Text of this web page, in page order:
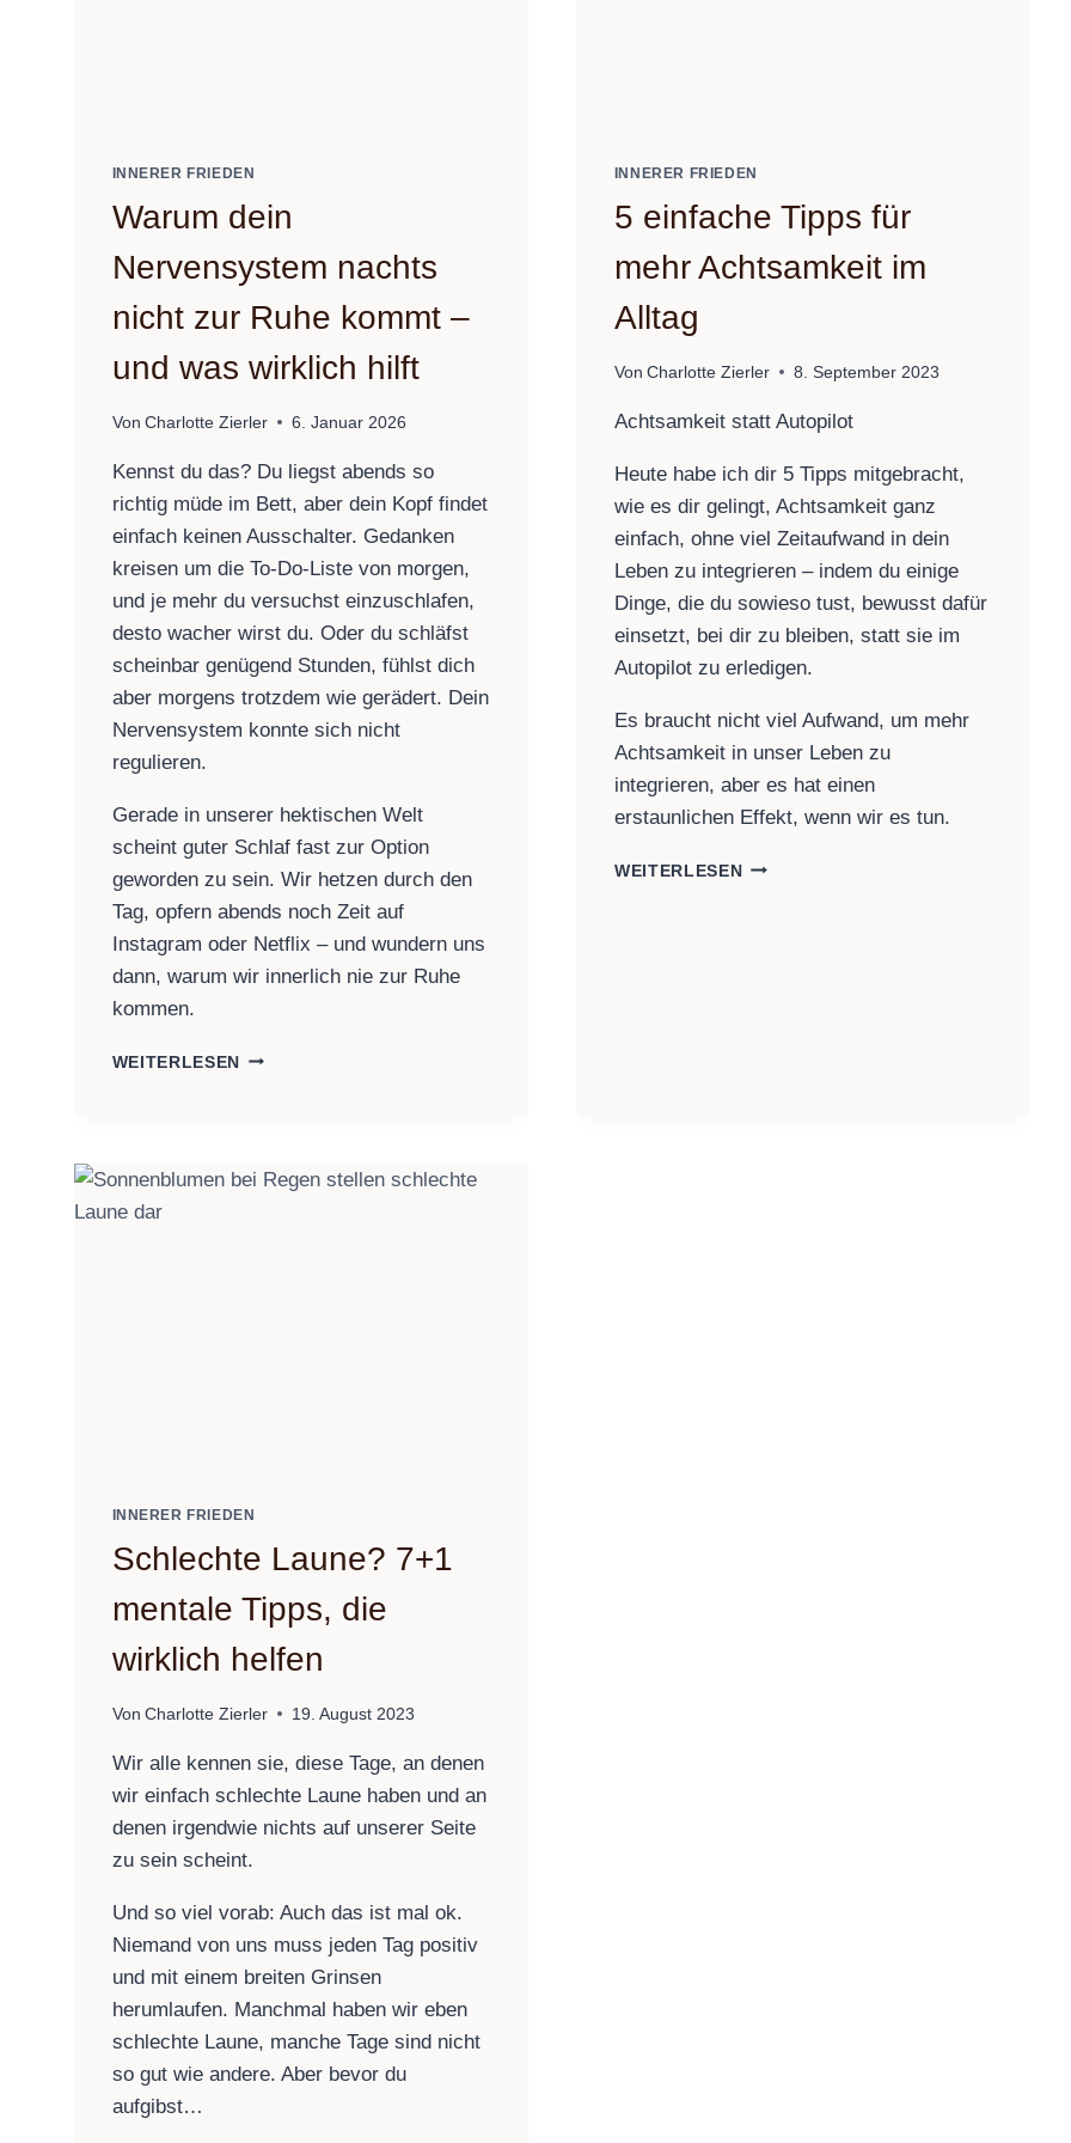
INNERER FRIEDEN
Warum dein
Nervensystem nachts
nicht zur Ruhe kommt –
und was wirklich hilft
Von Charlotte Zierler 6. Januar 2026
Kennst du das? Du liegst abends so
richtig müde im Bett, aber dein Kopf findet
einfach keinen Ausschalter. Gedanken
kreisen um die To-Do-Liste von morgen,
und je mehr du versuchst einzuschlafen,
desto wacher wirst du. Oder du schläfst
scheinbar genügend Stunden, fühlst dich
aber morgens trotzdem wie gerädert. Dein
Nervensystem konnte sich nicht
regulieren.
Gerade in unserer hektischen Welt
scheint guter Schlaf fast zur Option
geworden zu sein. Wir hetzen durch den
Tag, opfern abends noch Zeit auf
Instagram oder Netflix – und wundern uns
dann, warum wir innerlich nie zur Ruhe
kommen.
WEITERLESENWARUM
ZUR
INNERER FRIEDEN
5 einfache Tipps für
mehr Achtsamkeit im
Alltag
Von Charlotte Zierler 8. September 2023
Achtsamkeit statt Autopilot
Heute habe ich dir 5 Tipps mitgebracht,
wie es dir gelingt, Achtsamkeit ganz
einfach, ohne viel Zeitaufwand in dein
Leben zu integrieren – indem du einige
Dinge, die du sowieso tust, bewusst dafür
einsetzt, bei dir zu bleiben, statt sie im
Autopilot zu erledigen.
Es braucht nicht viel Aufwand, um mehr
Achtsamkeit in unser Leben zu
integrieren, aber es hat einen
erstaunlichen Effekt, wenn wir es tun.
WEITERLESEN5
INNERER FRIEDEN
Schlechte Laune? 7+1
mentale Tipps, die
wirklich helfen
Von Charlotte Zierler 19. August 2023
Wir alle kennen sie, diese Tage, an denen
wir einfach schlechte Laune haben und an
denen irgendwie nichts auf unserer Seite
zu sein scheint.
Und so viel vorab: Auch das ist mal ok.
Niemand von uns muss jeden Tag positiv
und mit einem breiten Grinsen
herumlaufen. Manchmal haben wir eben
schlechte Laune, manche Tage sind nicht
so gut wie andere. Aber bevor du
aufgibst…